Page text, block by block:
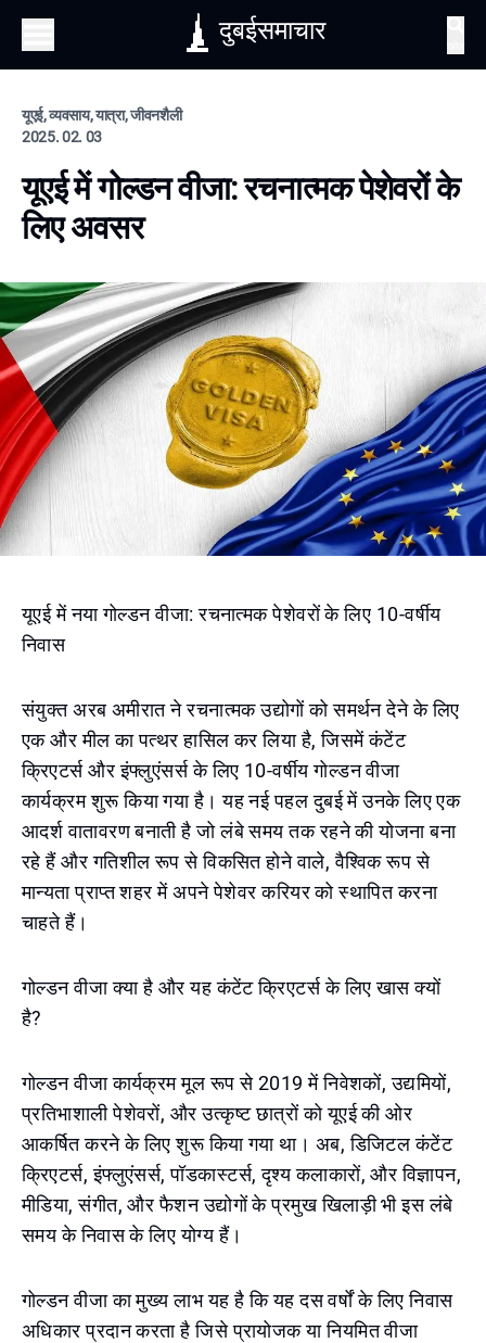
दुबईसमाचार
यूएई, व्यवसाय, यात्रा, जीवनशैली
2025. 02. 03
यूएई में गोल्डन वीजा: रचनात्मक पेशेवरों के
लिए अवसर
यूएई में नया गोल्डन वीजा: रचनात्मक पेशेवरों के लिए 10-वर्षीय
निवास
संयुक्त अरब अमीरात ने रचनात्मक उद्योगों को समर्थन देने के लिए
एक और मील का पत्थर हासिल कर लिया है, जिसमें कंटेंट
क्रिएटर्स और इंफ्लुएंसर्स के लिए 10-वर्षीय गोल्डन वीजा
कार्यक्रम शुरू किया गया है। यह नई पहल दुबई में उनके लिए एक
आदर्श वातावरण बनाती है जो लंबे समय तक रहने की योजना बना
रहे हैं और गतिशील रूप से विकसित होने वाले, वैश्विक रूप से
मान्यता प्राप्त शहर में अपने पेशेवर करियर को स्थापित करना
चाहते हैं।
गोल्डन वीजा क्या है और यह कंटेंट क्रिएटर्स के लिए खास क्यों
है?
गोल्डन वीजा कार्यक्रम मूल रूप से 2019 में निवेशकों, उद्यमियों,
प्रतिभाशाली पेशेवरों, और उत्कृष्ट छात्रों को यूएई की ओर
आकर्षित करने के लिए शुरू किया गया था। अब, डिजिटल कंटेंट
क्रिएटर्स, इंफ्लुएंसर्स, पॉडकास्टर्स, दृश्य कलाकारों, और विज्ञापन,
मीडिया, संगीत, और फैशन उद्योगों के प्रमुख खिलाड़ी भी इस लंबे
समय के निवास के लिए योग्य हैं।
गोल्डन वीजा का मुख्य लाभ यह है कि यह दस वर्षों के लिए निवास
अधिकार प्रदान करता है जिसे प्रायोजक या नियमित वीजा